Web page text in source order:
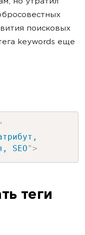
но утратил
поисковых
keywords еще
SEO">
теги